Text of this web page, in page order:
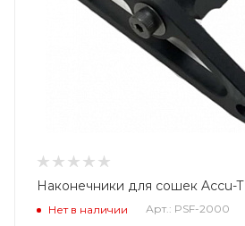
Наконечники для сошек Accu-
Нет в наличии Арт.: PSF-2000